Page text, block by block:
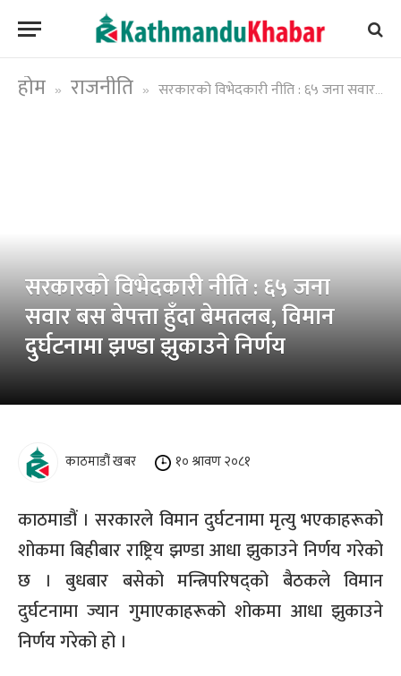
होम » राजनीति » सरकारको विभेदकारी नीति : ६५ जना सवार बस बेपत्ता हुँदा बेमतलब, विमान दुर्घटनामा झण्डा झुकाउने निर्णय
सरकारको विभेदकारी नीति : ६५ जना
सवार बस बेपत्ता हुँदा बेमतलब, विमान
दुर्घटनामा झण्डा झुकाउने निर्णय
काठमाडौं खबर १० श्रावण २०८१
काठमाडौं । सरकारले विमान दुर्घटनामा मृत्यु भएकाहरूको
शोकमा बिहीबार राष्ट्रिय झण्डा आधा झुकाउने निर्णय गरेको
छ । बुधबार बसेको मन्त्रिपरिषद्को बैठकले विमान
दुर्घटनामा ज्यान गुमाएकाहरूको शोकमा आधा झुकाउने
निर्णय गरेको हो ।